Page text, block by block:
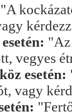
"A
"Az
vegyes
esetén:
vagy